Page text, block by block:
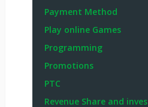
Payment Method
Play online Games
Programming
Promotions
PTC
Revenue Share and